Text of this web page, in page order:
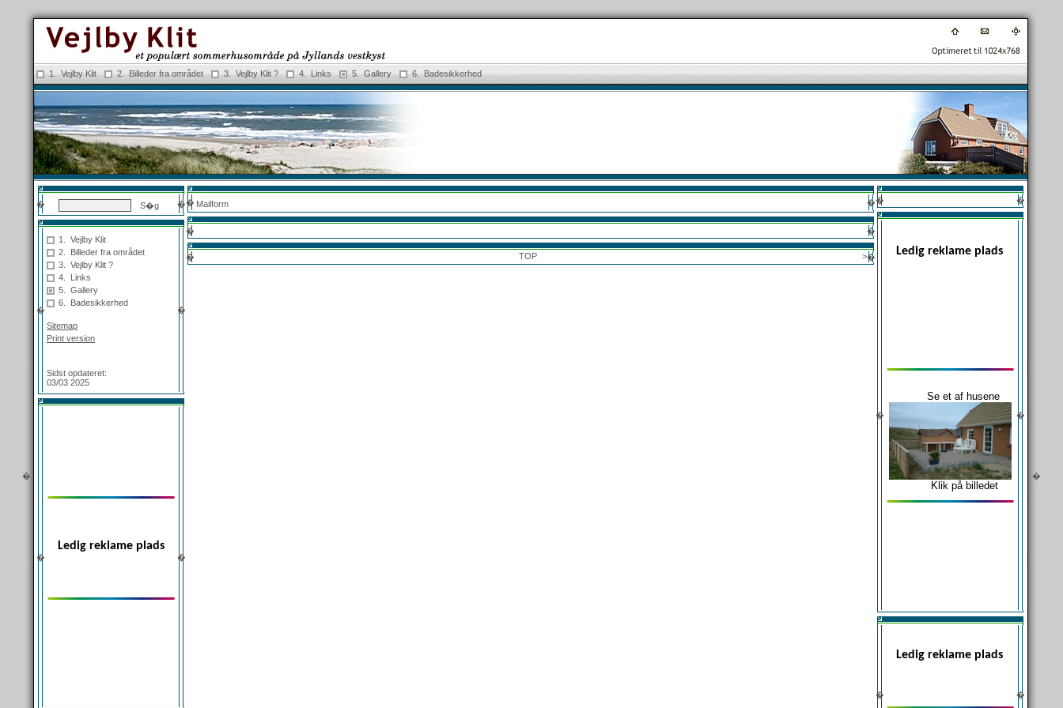
1. Vejlby Klit 2. Billeder fra området 3. Vejlby Klit ? 4. Links 5. Gallery 6. Badesikkerhed
�
� �
�
1. Vejlby Klit
2. Billeder fra området
3. Vejlby Klit ?
4. Links
5. Gallery
6. Badesikkerhed
Sitemap
Print version
Sidst opdateret:
03/03 2025
�
�
Ledig reklame plads
�
� Mailform �
� �
� TOP >�
� �
�
Ledig reklame plads
Se et af husene
Klik på billedet
�
�
Ledig reklame plads
�
�